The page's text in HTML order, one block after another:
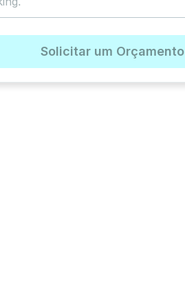
Solicitar um Orçamento